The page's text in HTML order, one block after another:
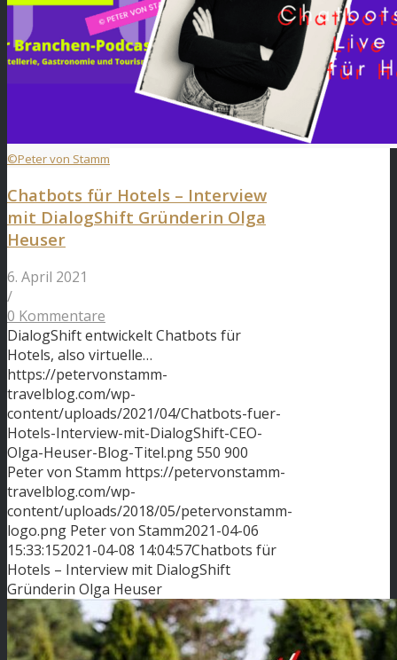
©Peter von Stamm
Chatbots für Hotels – Interview
mit DialogShift Gründerin Olga
Heuser
6. April 2021
/
0 Kommentare
DialogShift entwickelt Chatbots für
Hotels, also virtuelle…
https://petervonstamm-
travelblog.com/wp-
content/uploads/2021/04/Chatbots-fuer-
Hotels-Interview-mit-DialogShift-CEO-
Olga-Heuser-Blog-Titel.png550 900
Peter von Stamm https://petervonstamm-
travelblog.com/wp-
content/uploads/2018/05/petervonstamm-
logo.png Peter von Stamm2021-04-06
15:33:152021-04-08 14:04:57Chatbots für
Hotels – Interview mit DialogShift
Gründerin Olga Heuser